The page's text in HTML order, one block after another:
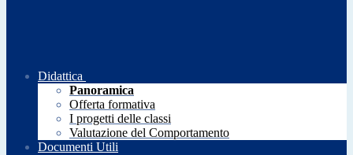
Didattica
Panoramica
Offerta formativa
I progetti delle classi
Valutazione del Comportamento
Documenti Utili